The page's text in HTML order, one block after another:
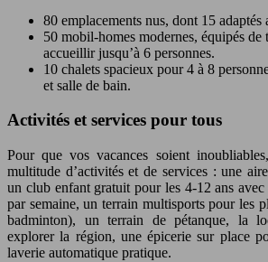
80 emplacements nus, dont 15 adaptés
50 mobil-homes modernes, équipés de
accueillir jusqu’à 6 personnes.
10 chalets spacieux pour 4 à 8
et salle de bain.
Activités et services pour tous
Pour que vos vacances soient
multitude d’activités et de services : une
un club enfant gratuit pour les 4-12 ans
par semaine, un terrain multisports pour les
badminton), un terrain de pétanque, la
explorer la région, une épicerie sur place
laverie automatique pratique.